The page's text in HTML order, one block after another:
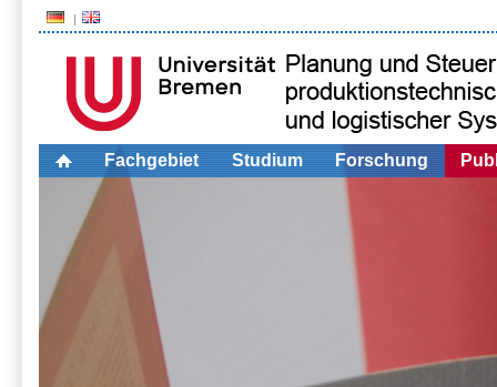
Fachgebiet Studium Forschung